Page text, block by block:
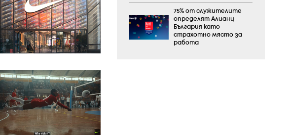
75% от служителите
определят Алианц
България като
страхотно място за
работа